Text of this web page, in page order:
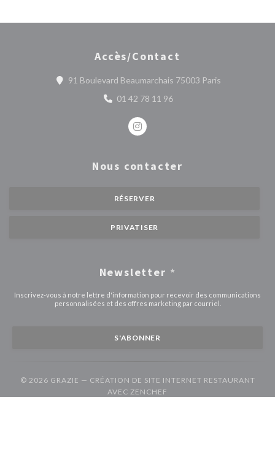
Accès/Contact
91 Boulevard Beaumarchais 75003 Paris
01 42 78 11 96
Instagram ((ouvre une nouvelle
Nous contacter
RÉSERVER
PRIVATISER
Newsletter *
Inscrivez-vous à notre lettre d'information pour recevoir des communications
personnalisées et des offres marketing par courriel.
S'ABONNER
© 2026 GRAZIE — CRÉATION DE SITE INTERNET RESTAURANT
AVEC ZENCHEF